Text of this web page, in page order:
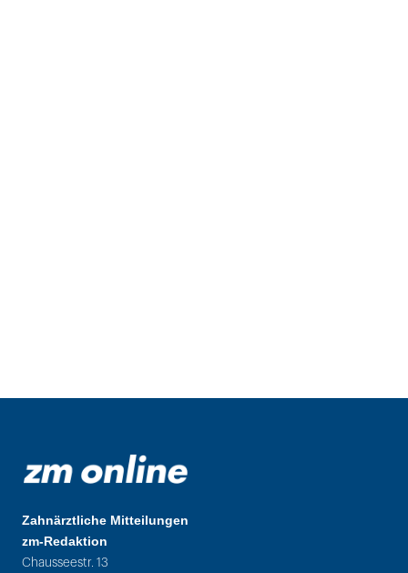
Zahnärztliche Mitteilungen
zm-Redaktion
Chausseestr. 13